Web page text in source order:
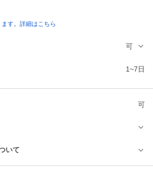
す。詳細はこちら
可
1~7日
可
いて